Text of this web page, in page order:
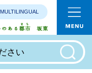
みんなで
MULTILINGUAL